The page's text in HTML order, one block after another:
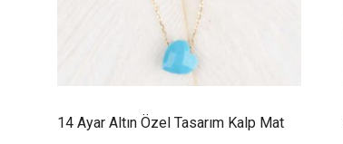
14 Ayar Altın Özel Tasarım Kalp Mat